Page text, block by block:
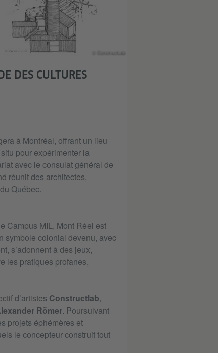
© ConstructLab
DES CULTURES
à Montréal, offrant un lieu
pour expérimenter la
avec le consulat général de
réunit des architectes,
Québec.
Campus MIL, Mont Réel est
symbole colonial devenu, avec
s’adonnent à des jeux,
les pratiques profanes,
d’artistes Constructlab,
Römer. Poursuivant
projets éphémères et
le concepteur construit tout